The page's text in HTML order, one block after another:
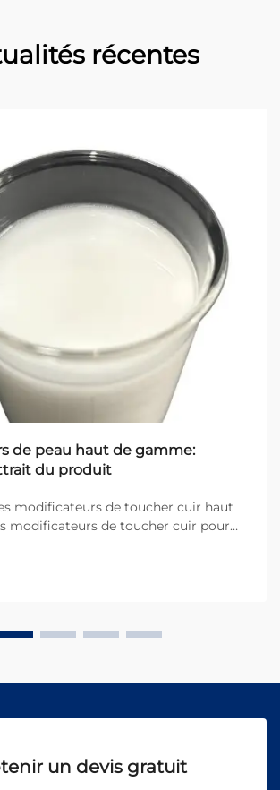
récentes
de peau haut de gamme:
du produit
modificateurs de toucher cuir haut
modificateurs de toucher cuir pour
leur aspect et leur sensation au
un devis gratuit